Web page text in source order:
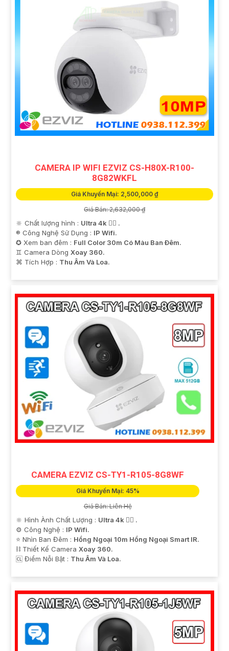
CAMERA IP WIFI EZVIZ CS-H80X-R100-
8G82WKFL
Giá Khuyến Mại: 2,500,000 ₫
Giá Bán: 2,632,000 ₫
🔆 Chất lượng hình : Ultra 4k 👍🏾 .
®️ Công Nghệ Sử Dụng : IP Wifi.
✪ Xem ban đêm : Full Color 30m Có Màu Ban Ðêm.
♊ Camera Dòng Xoay 360.
️⌘ Tích Hợp : Thu Âm Và Loa.
CAMERA EZVIZ CS-TY1-R105-8G8WF
Giá Khuyến Mại: 45%
Giá Bán: Liên Hệ
🔆 Hình Ành Chất Lượng : Ultra 4k 👍🏾 .
⚙ Công Nghệ : IP Wifi.
⭐ Nhìn Ban Đêm : Hồng Ngoại 10m Hồng Ngoại Smart IR.
⛓ Thiết Kế Camera Xoay 360.
️🆑 Điểm Nỗi Bật : Thu Âm Và Loa.